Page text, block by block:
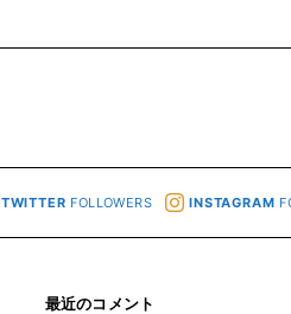
TWITTER FOLLOWERS INSTAGRAM
最近のコメント